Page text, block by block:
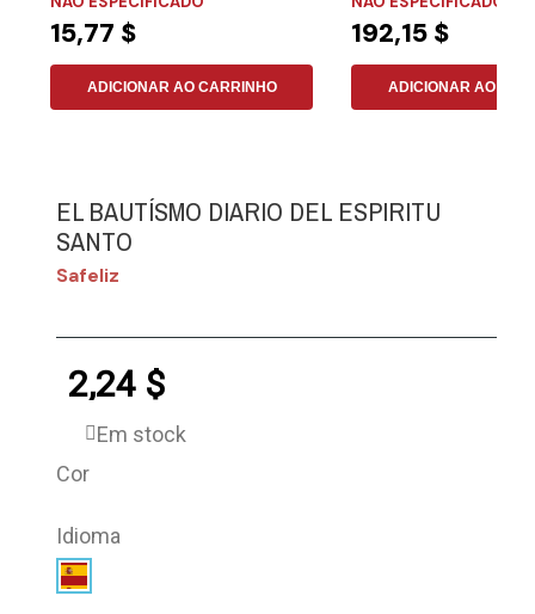
15,77 $
ADICIONAR AO CARRINHO
192,15 $
ADICIONAR AO
EL BAUTÍSMO DIARIO DEL ESPIRITU
SANTO
Safeliz
2,24 $
Em stock
Cor
Idioma